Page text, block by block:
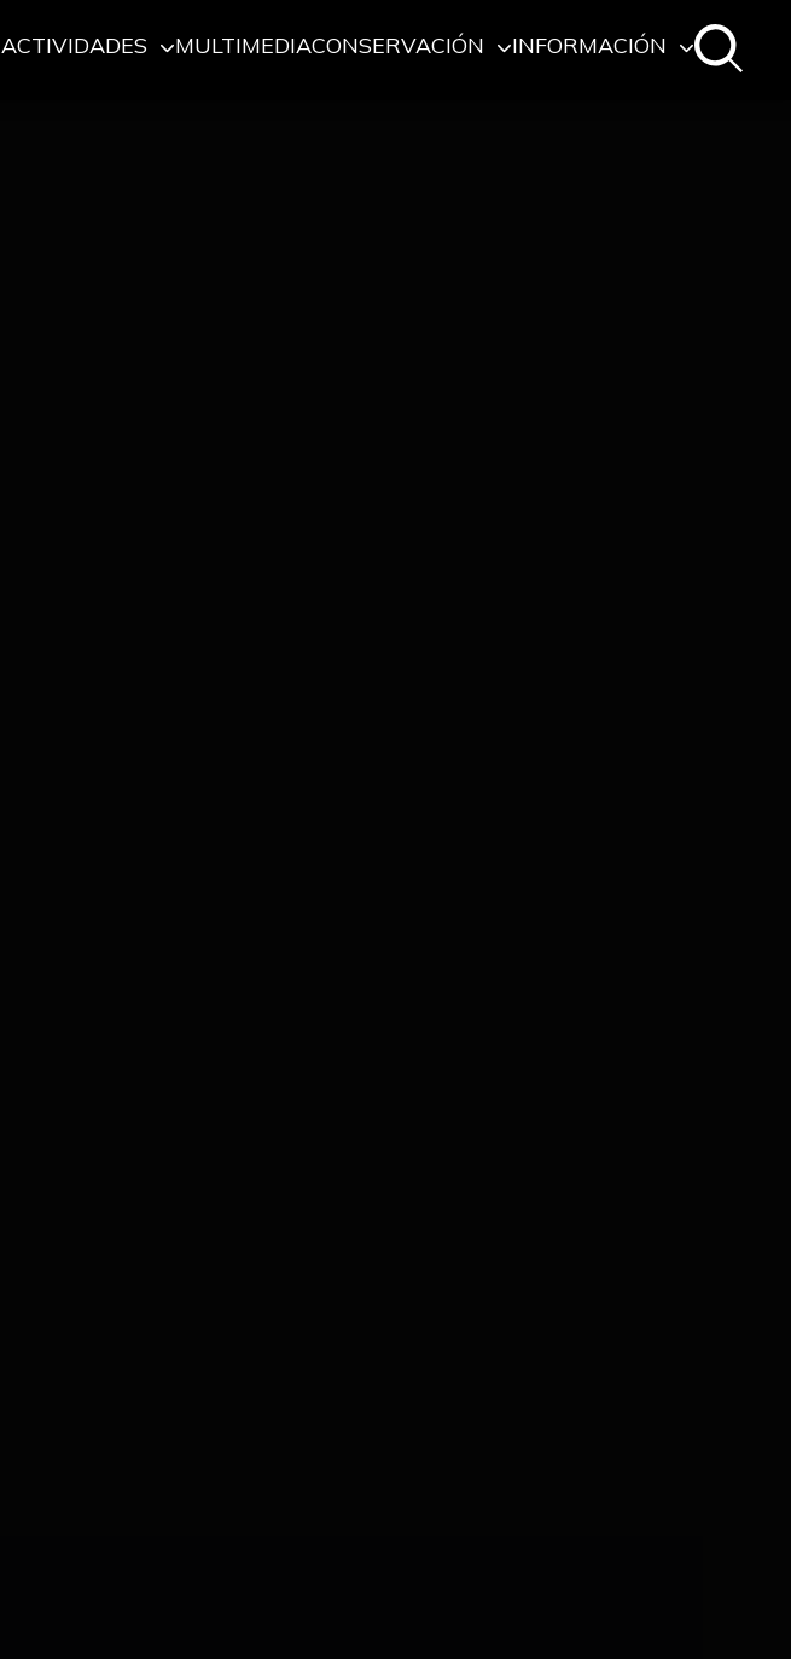
ACTIVIDADES MULTIMEDIACONSERVACIÓN INFORMACIÓN